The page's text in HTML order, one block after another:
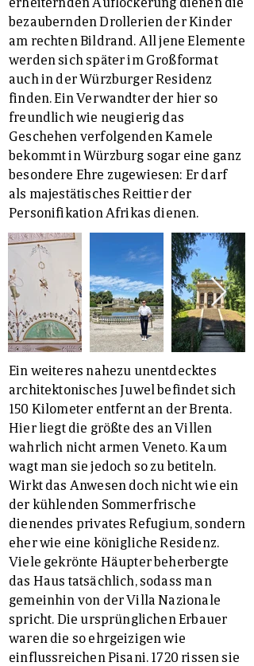
bezaubernden Drollerien der Kinder
am rechten Bildrand. All jene Elemente
werden sich später im Großformat
auch in der Würzburger Residenz
finden. Ein Verwandter der hier so
freundlich wie neugierig das
Geschehen verfolgenden Kamele
bekommt in Würzburg sogar eine ganz
besondere Ehre zugewiesen: Er darf
als majestätisches Reittier der
Personifikation Afrikas dienen.
Ein weiteres nahezu unentdecktes
architektonisches Juwel befindet sich
150 Kilometer entfernt an der Brenta.
Hier liegt die größte des an Villen
wahrlich nicht armen Veneto. Kaum
wagt man sie jedoch so zu betiteln.
Wirkt das Anwesen doch nicht wie ein
der kühlenden Sommerfrische
dienendes privates Refugium, sondern
eher wie eine königliche Residenz.
Viele gekrönte Häupter beherbergte
das Haus tatsächlich, sodass man
gemeinhin von der Villa Nazionale
spricht. Die ursprünglichen Erbauer
waren die so ehrgeizigen wie
einflussreichen Pisani. 1720 rissen sie